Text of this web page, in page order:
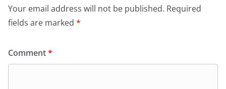
Your email address will not be published. Required
fields are marked *
Comment*